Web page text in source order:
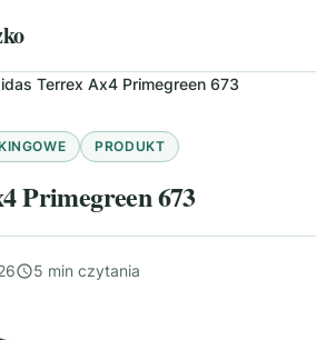
Terrex Ax4 Primegreen 673
PRODUKT
Primegreen 673
5 min czytania